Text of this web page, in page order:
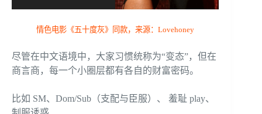
情色电影《五十度灰》同款，来源：Lovehoney
尽管在中文语境中，大家习惯统称为“变态”，但在
商言商，每一个小圈层都有各自的财富密码。
比如 SM、Dom/Sub（支配与臣服）、 羞耻 play、